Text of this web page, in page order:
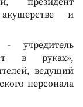
и
- учредитель
в руках»,
ведущий
персонала